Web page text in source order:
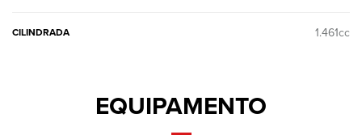
CILINDRADA 1.461cc
EQUIPAMENTO